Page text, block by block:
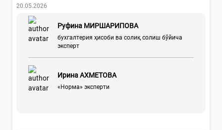
20.05.2026
Руфина МИРШАРИПОВА
бухгалтерия ҳисоби ва солиқ солиш бўйича
эксперт
Ирина АХМЕТОВА
«Норма» эксперти